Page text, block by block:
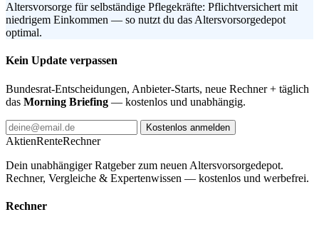
Altersvorsorge für selbständige Pflegekräfte: Pflichtversichert mit
niedrigem Einkommen — so nutzt du das Altersvorsorgedepot
optimal.
Kein Update verpassen
Bundesrat-Entscheidungen, Anbieter-Starts, neue Rechner + täglich
das Morning Briefing — kostenlos und unabhängig.
Kostenlos anmelden
AktienRenteRechner
Dein unabhängiger Ratgeber zum neuen Altersvorsorgedepot.
Rechner, Vergleiche & Expertenwissen — kostenlos und werbefrei.
Rechner